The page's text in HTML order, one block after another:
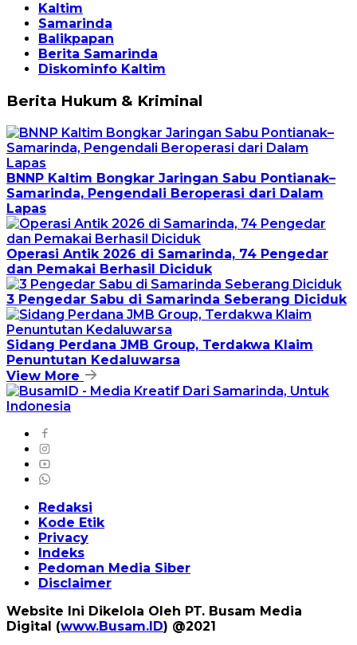
Kaltim
Samarinda
Balikpapan
Berita Samarinda
Diskominfo Kaltim
Berita Hukum & Kriminal
BNNP Kaltim Bongkar Jaringan Sabu Pontianak–
Samarinda, Pengendali Beroperasi dari Dalam
Lapas
Operasi Antik 2026 di Samarinda, 74 Pengedar
dan Pemakai Berhasil Diciduk
3 Pengedar Sabu di Samarinda Seberang Diciduk
Sidang Perdana JMB Group, Terdakwa Klaim
Penuntutan Kedaluwarsa
View More
Redaksi
Kode Etik
Privacy
Indeks
Pedoman Media Siber
Disclaimer
Website Ini Dikelola Oleh PT. Busam Media
Digital (www.Busam.ID) @2021